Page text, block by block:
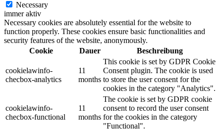
Necessary
immer aktiv
Necessary cookies are absolutely essential for the website to
function properly. These cookies ensure basic functionalities and
security features of the website, anonymously.
Cookie
Dauer Beschreibung
cookielawinfo-
checbox-analytics
11
months
This cookie is set by GDPR Cookie
Consent plugin. The cookie is used
to store the user consent for the
cookies in the category "Analytics".
cookielawinfo-
checbox-functional
11
months
The cookie is set by GDPR cookie
consent to record the user consent
for the cookies in the category
"Functional".